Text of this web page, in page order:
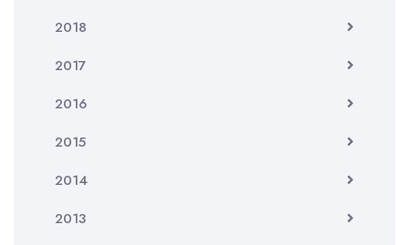
2018
2017
2016
2015
2014
2013